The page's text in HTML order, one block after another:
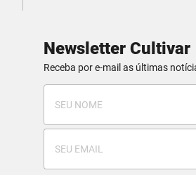
Newsletter Cultivar
Receba por e-mail as últimas